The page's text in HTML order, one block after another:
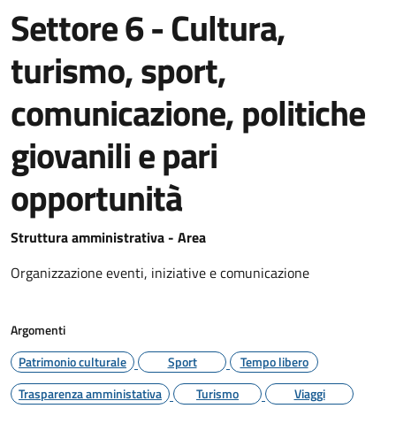
Settore 6 - Cultura,
turismo, sport,
comunicazione, politiche
giovanili e pari
opportunità
Struttura amministrativa - Area
Organizzazione eventi, iniziative e comunicazione
Argomenti
Patrimonio culturale
Sport
Tempo libero
Trasparenza amministativa
Turismo Viaggi